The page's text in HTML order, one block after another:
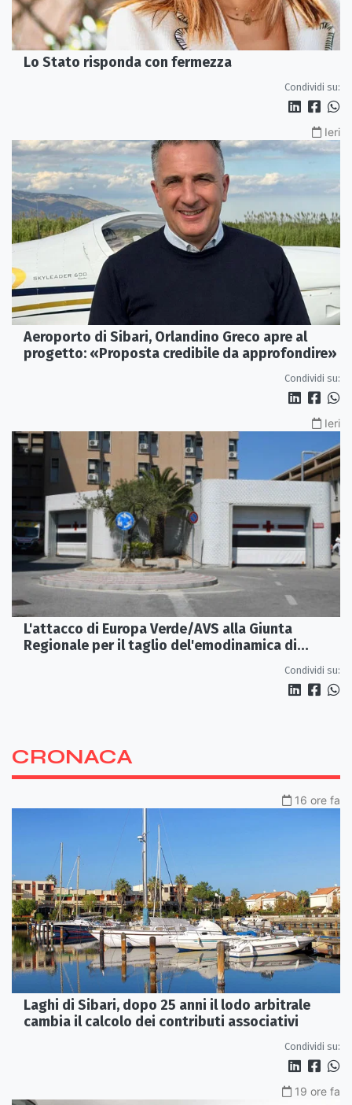
Lo Stato risponda con fermezza
Condividi su:
Ieri
Aeroporto di Sibari, Orlandino Greco apre al
progetto: «Proposta credibile da approfondire»
Condividi su:
Ieri
L'attacco di Europa Verde/AVS alla Giunta
Regionale per il taglio del'emodinamica di
Condividi su:
CRONACA
16 ore fa
Laghi di Sibari, dopo 25 anni il lodo arbitrale
cambia il calcolo dei contributi associativi
Condividi su:
19 ore fa